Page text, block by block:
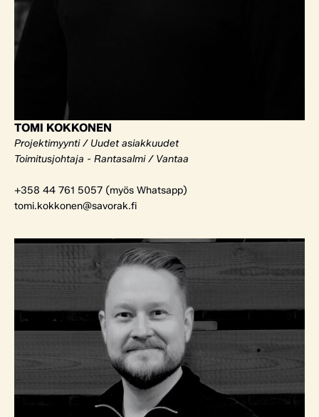
TOMI KOKKONEN
Projektimyynti / Uudet asiakkuudet
Toimitusjohtaja - Rantasalmi / Vantaa
+358 44 761 5057 (myös Whatsapp)
tomi.kokkonen@savorak.fi